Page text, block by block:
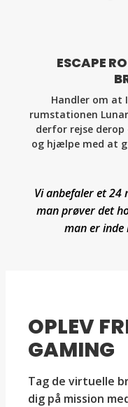
ESCAPE
Handler om at
rumstationen
derfor rejse
og hjælpe med at
Vi anbefaler et 24
man prøver det
man er inde
OPLEV
GAMING
Tag de virtuelle
dig på mission